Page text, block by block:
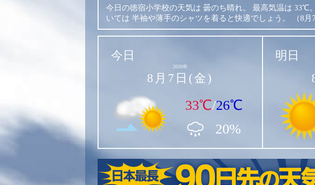
今日の徳宿小学校の天気は 曇のち晴れ。 最高気温は 33℃。
いては 半袖や薄手のシャツを着ると快適でしょう。 （8
今日
2026年
8月7日(金)
33℃/26℃
20%
明日